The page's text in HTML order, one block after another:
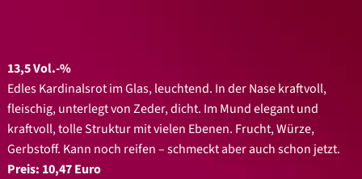
13,5 Vol.-%
Edles Kardinalsrot im Glas, leuchtend. In der Nase kraftvoll,
fleischig, unterlegt von Zeder, dicht. Im Mund elegant und
kraftvoll, tolle Struktur mit vielen Ebenen. Frucht, Würze,
Gerbstoff. Kann noch reifen – schmeckt aber auch schon jetzt.
Preis: 10,47 Euro